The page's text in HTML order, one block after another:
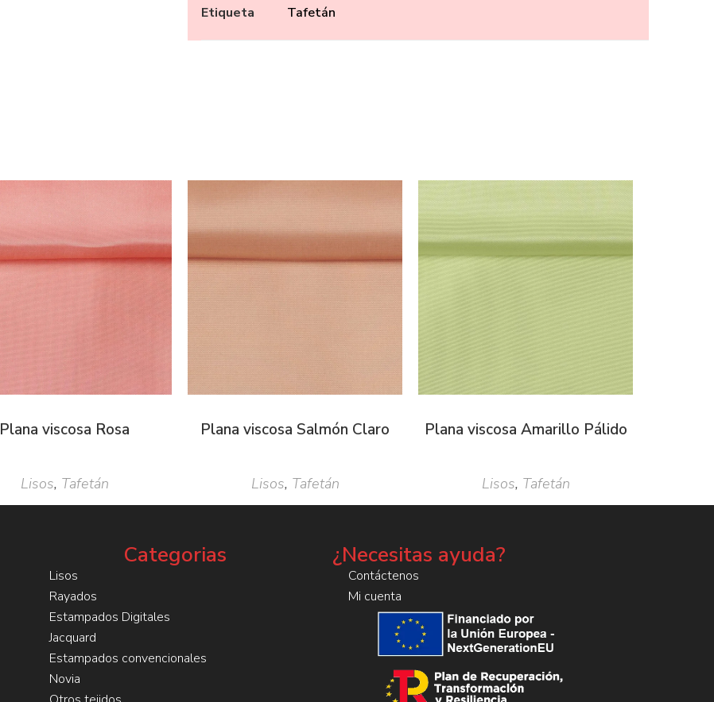
Etiqueta
Tafetán
Plana viscosa Rosa
Lisos, Tafetán
Plana viscosa Salmón Claro
Lisos, Tafetán
Plana viscosa Amarillo Pálido
Lisos, Tafetán
Categorias
Lisos
Rayados
Estampados Digitales
Jacquard
Estampados convencionales
Novia
¿Necesitas ayuda?
Contáctenos
Mi cuenta